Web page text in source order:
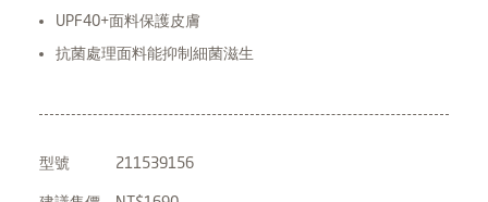
UPF40+面料保護皮膚
抗菌處理面料能抑制細菌滋生
型號 211539156